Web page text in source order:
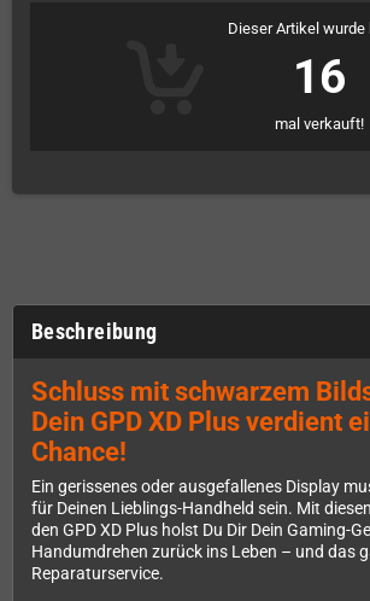
Dieser Artikel wurde
16
mal verkauft!
Beschreibung
Schluss mit schwarzem
Dein GPD XD Plus verdient
Chance!
Ein gerissenes oder ausgefallenes Display
für Deinen Lieblings-Handheld sein. Mit
den GPD XD Plus holst Du Dir Dein Gaming-
Handumdrehen zurück ins Leben – und das
Reparaturservice.